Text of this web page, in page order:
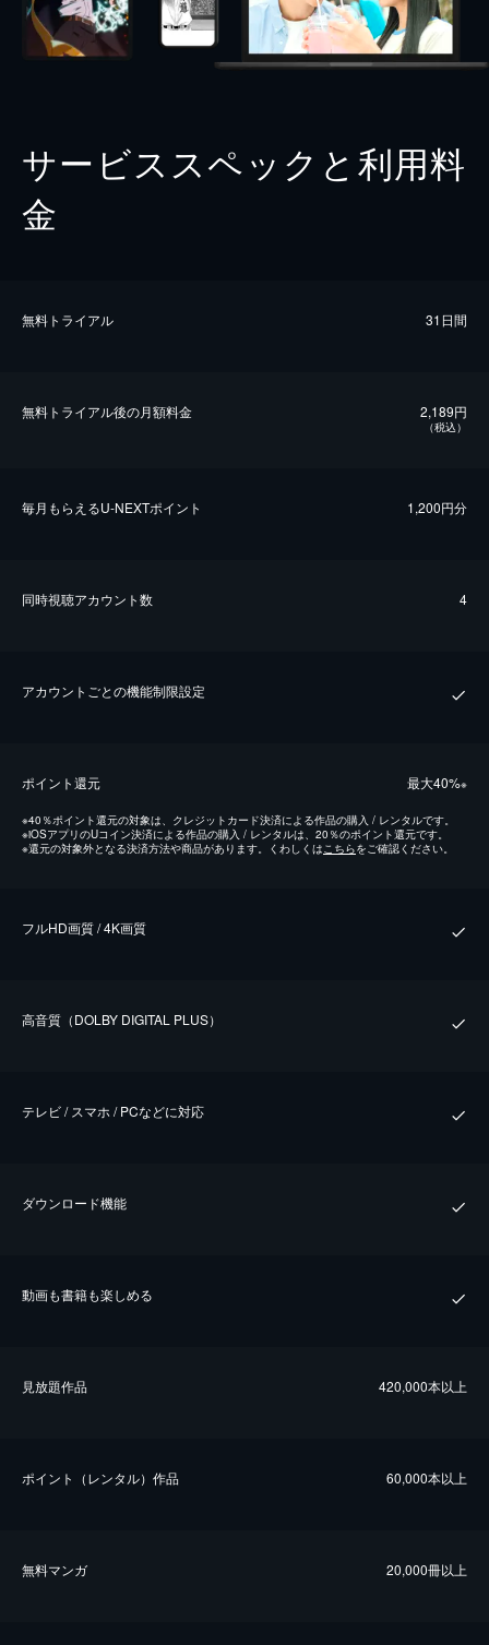
サービススペックと利用料
金
無料トライアル 31日間
無料トライアル後の⽉額料金 2,189円
（税込）
毎⽉もらえるU-NEXTポイント 1,200円分
同時視聴アカウント数 4
アカウントごとの機能制限設定
ポイント還元 最⼤40%※
※40％ポイント還元の対象は、クレジットカード決済による作品の購入 / レンタルです。
※iOSアプリのUコイン決済による作品の購入 / レンタルは、20％のポイント還元です。
※還元の対象外となる決済方法や商品があります。くわしくは こちらをご確認ください。
フルHD画質 / 4K画質
⾼⾳質（DOLBY DIGITAL PLUS）
テレビ / スマホ / PCなどに対応
ダウンロード機能
動画も書籍も楽しめる
⾒放題作品 420,000本以上
ポイント（レンタル）作品 60,000本以上
無料マンガ 20,000冊以上